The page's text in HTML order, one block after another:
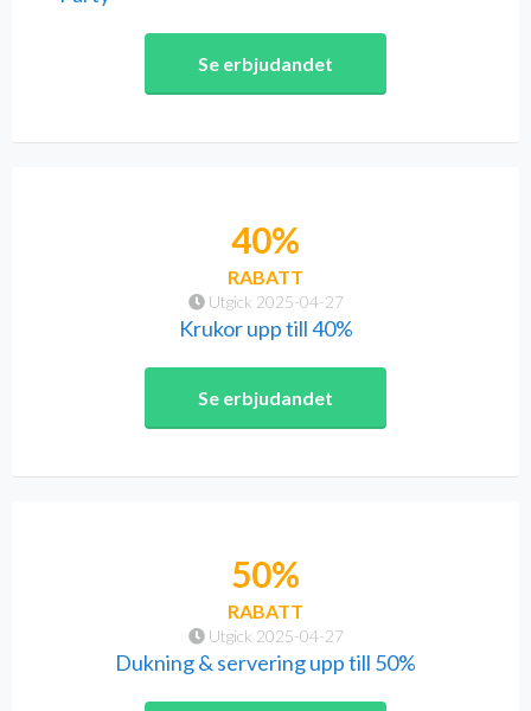
Se erbjudandet
Utgick 2025-04-27
40%
RABATT
Krukor upp till 40%
Se erbjudandet
Utgick 2025-04-27
50%
RABATT
Dukning & servering upp till 50%